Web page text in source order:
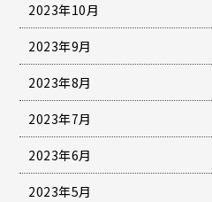
2023年10月
2023年9月
2023年8月
2023年7月
2023年6月
2023年5月